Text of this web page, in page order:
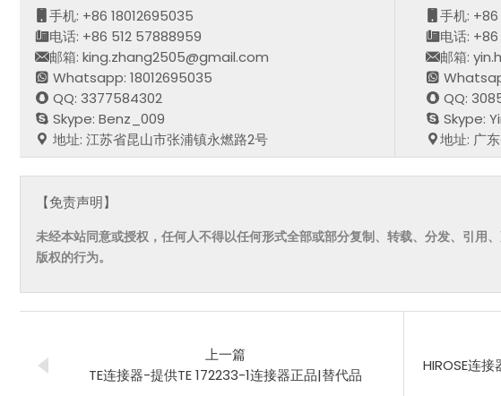
手机: +86 18012695035
电话: +86 512 57888959
邮箱: king.zhang2505@gmail.com
Whatsapp: 18012695035
QQ: 3377584302
Skype: Benz_009
地址: 江苏省昆山市张浦镇永燃路2号
手机:
电话:
邮箱:
QQ:
Skype:
地址: 广
【免责声明】
未经本站同意或授权，任何人不得以任何形式全部或部分复制、转载、分发、引用
版权的行为。
上一篇
TE连接器-提供TE 172233-1连接器正品|替代品
HIROSE连